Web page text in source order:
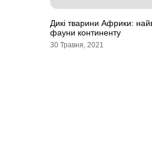
Дикі тварини Африки:
фауни континенту
30 Травня, 2021